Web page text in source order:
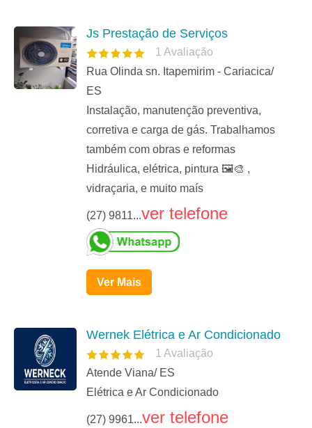
Js Prestação de Serviços
1 Avaliação
Rua Olinda sn. Itapemirim - Cariacica/
ES
Instalação, manutenção preventiva,
corretiva e carga de gás. Trabalhamos
também com obras e reformas
Hidráulica, elétrica, pintura 🖼️🎨 ,
vidraçaria, e muito maís
(27) 9811...ver telefone
Ver Mais
Wernek Elétrica e Ar Condicionado
1 Avaliação
Atende Viana/ ES
Elétrica e Ar Condicionado
(27) 9961...ver telefone